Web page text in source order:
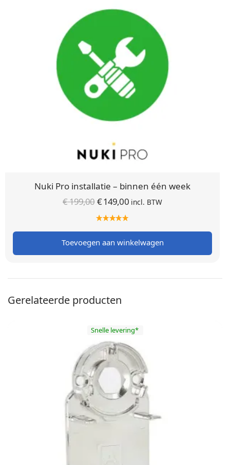
Nuki Pro installatie – binnen één week
€199,00Oorspronkelijke
prijs was:
€ 199,00.
€149,00 Huidige
€ 149,00.
incl. BTW
Toevoegen aan winkelwagen
Gerelateerde producten
Snelle levering*